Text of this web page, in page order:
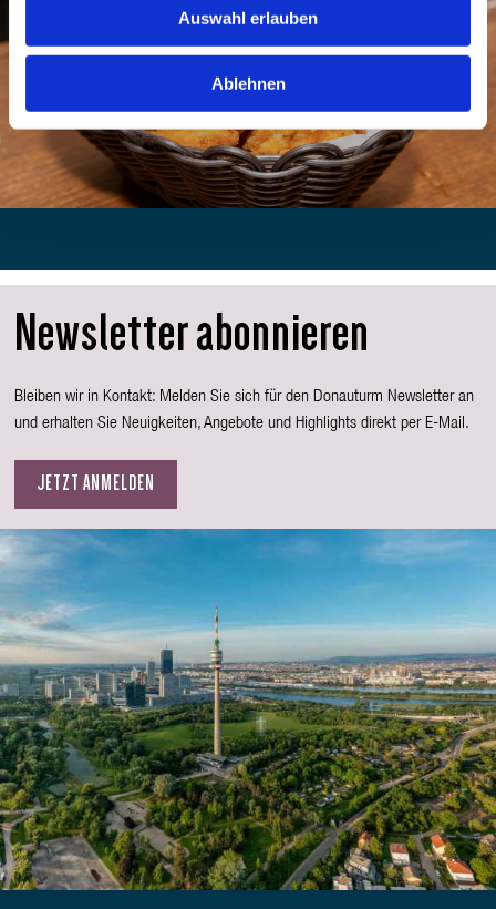
Auswahl erlauben
Ablehnen
Kurt Patzak
Newsletter abonnieren
Bleiben wir in Kontakt: Melden Sie sich für den Donauturm Newsletter an
und erhalten Sie Neuigkeiten, Angebote und Highlights direkt per E-Mail.
JETZT ANMELDEN